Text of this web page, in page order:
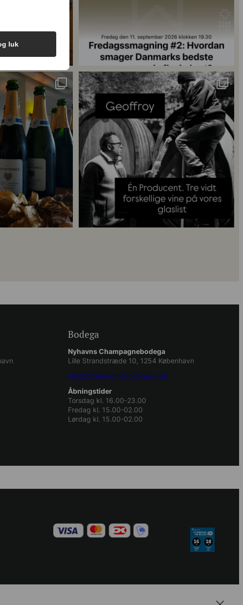
for at...
0
René Geoffroy er en af Champagnes ældste...
21 1
Bodega
Nyhavns Champagnebodega
Lille Strandstræde 10, 1254 København
info@champagnebodegaen.dk
Åbningstider
Torsdag kl. 16.00-23.00
Fredag kl. 15.00-02.00
Lørdag kl. 15.00-02.00
luk